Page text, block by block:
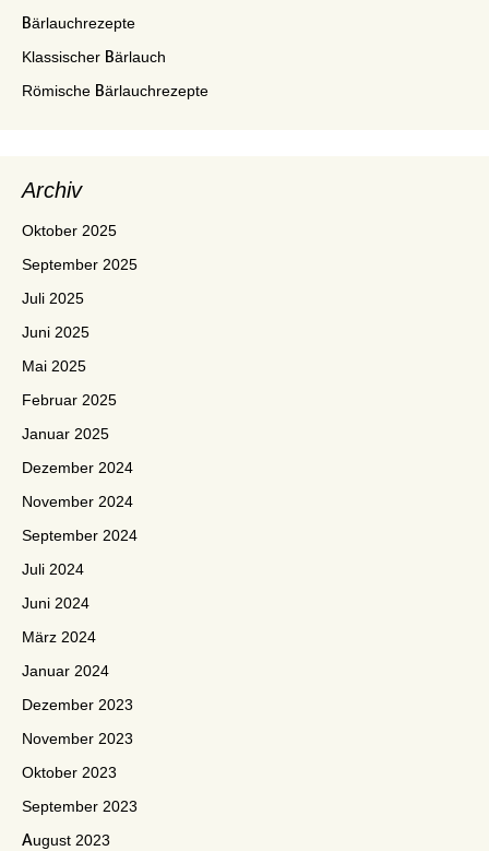
Bärlauchrezepte
Klassischer Bärlauch
Römische Bärlauchrezepte
Archiv
Oktober 2025
September 2025
Juli 2025
Juni 2025
Mai 2025
Februar 2025
Januar 2025
Dezember 2024
November 2024
September 2024
Juli 2024
Juni 2024
März 2024
Januar 2024
Dezember 2023
November 2023
Oktober 2023
September 2023
August 2023